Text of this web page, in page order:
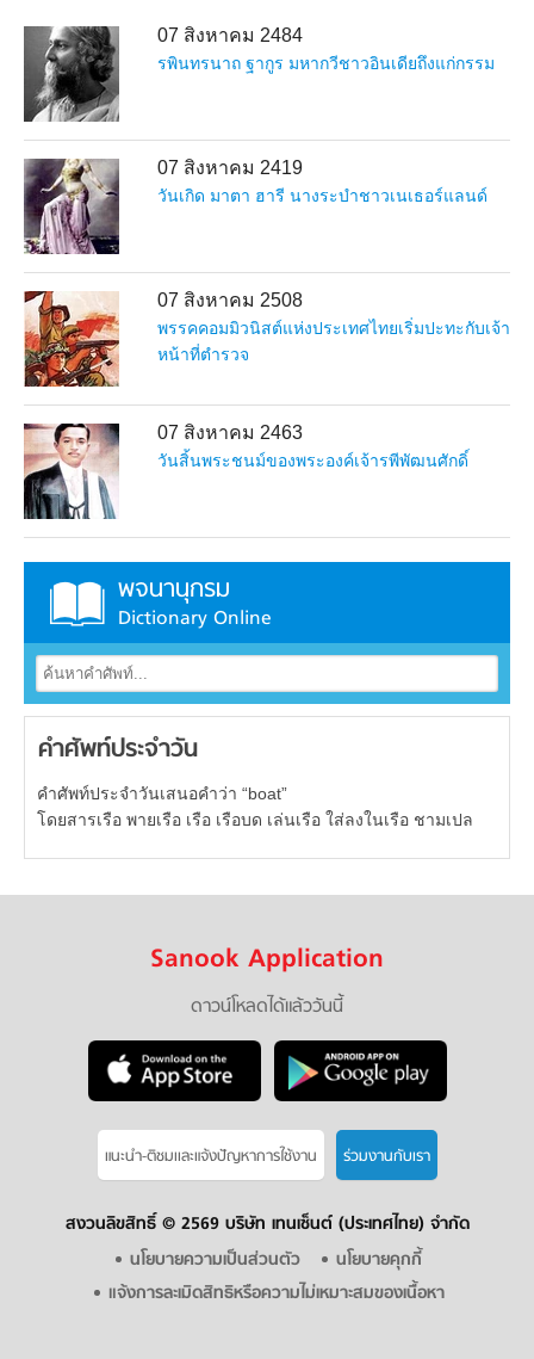
07 สิงหาคม 2484
รพินทรนาถ ฐากูร มหากวีชาวอินเดียถึงแก่กรรม
07 สิงหาคม 2419
วันเกิด มาตา ฮารี นางระบำชาวเนเธอร์แลนด์
07 สิงหาคม 2508
พรรคคอมมิวนิสต์แห่งประเทศไทยเริ่มปะทะกับเจ้า
หน้าที่ตำรวจ
07 สิงหาคม 2463
วันสิ้นพระชนม์ของพระองค์เจ้ารพีพัฒนศักดิ์
พจนานุกรม
Dictionary Online
คำศัพท์ประจำวัน
คำศัพท์ประจำวันเสนอคำว่า “boat”
โดยสารเรือ พายเรือ เรือ เรือบด เล่นเรือ ใส่ลงในเรือ ชามเปล
Sanook Application
ดาวน์โหลดได้แล้ววันนี้
แนะนำ-ติชมเเละแจ้งปัญหาการใช้งาน ร่วมงานกับเรา
สงวนลิขสิทธิ์ © 2569 บริษัท เทนเซ็นต์ (ประเทศไทย) จำกัด
นโยบายความเป็นส่วนตัว
นโยบายคุกกี้
แจ้งการละเมิดสิทธิหรือความไม่เหมาะสมของเนื้อหา